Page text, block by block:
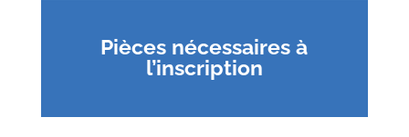
Pièces nécessaires à
l’inscription